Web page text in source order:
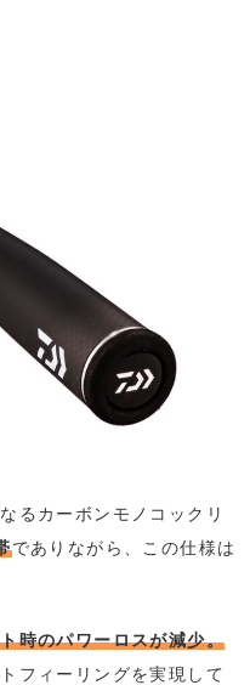
るカーボンモノコックリ
でありながら、この仕様は
時のパワーロスが減少。
フィーリングを実現して